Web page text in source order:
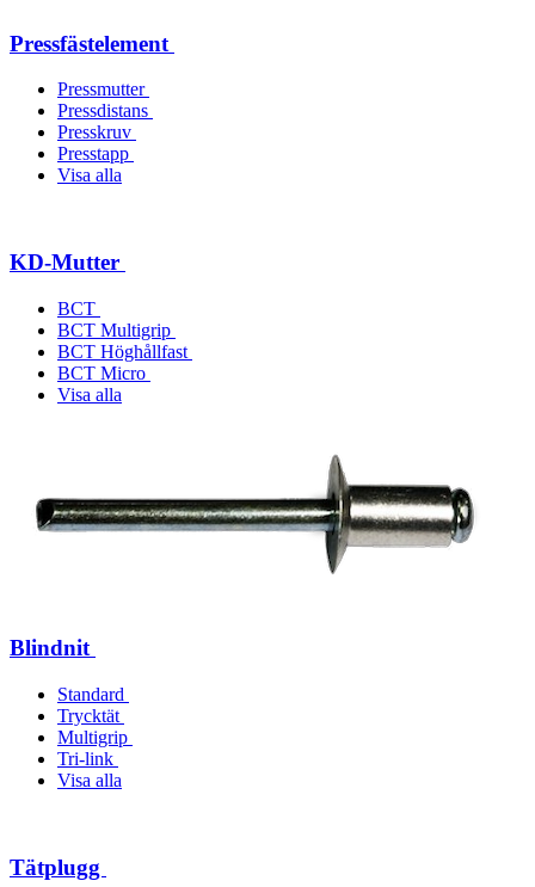
Pressfästelement
Pressmutter
Pressdistans
Presskruv
Presstapp
Visa alla
KD-Mutter
BCT
BCT Multigrip
BCT Höghållfast
BCT Micro
Visa alla
Blindnit
Standard
Trycktät
Multigrip
Tri-link
Visa alla
Tätplugg